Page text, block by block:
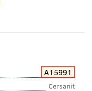
A15991
Cersanit